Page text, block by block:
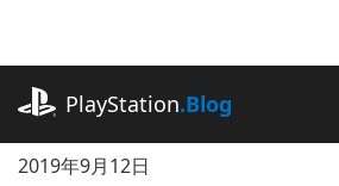
に
キ
ッ
プ
PlayStation.Blog
2019年9月12日